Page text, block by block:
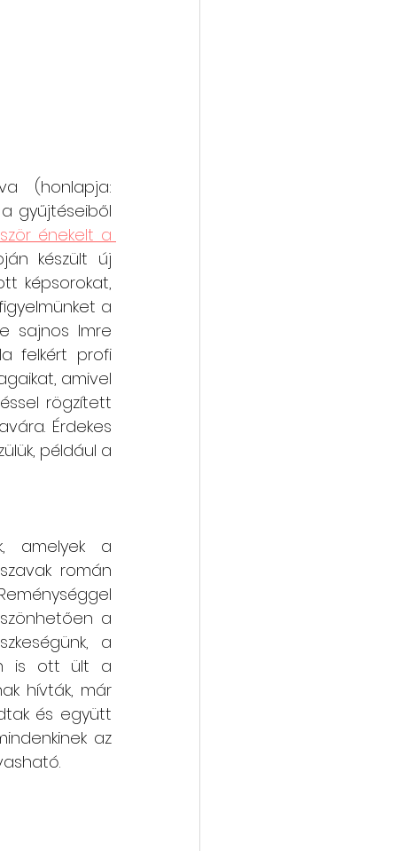
gyűjtéseiből
énekelt a
készült új
képsorokat,
a
sajnos Imre
felkért profi
amivel
rögzített
Érdekes
például a
amelyek a
román
a
a
is ott ült a
hívták, már
és együtt
az